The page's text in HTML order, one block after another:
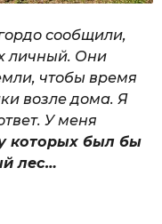
сообщили,
личный. Они
чтобы время
возле дома. Я
У меня
которых был бы
лес…